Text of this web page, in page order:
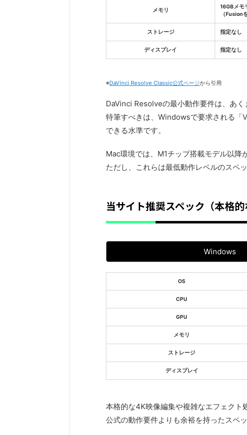
メモリ
16GBメモ
（Fusion
ストレージ 指定なし
ディスプレイ 指定なし
※DaVinci Resolve Classic公式ページから引用
DaVinci Resolveの最小動作要件は、あく
特筆すべきは、Windowsで要求される「
できる水準です。
Mac環境では、M1チップ搭載モデル以降
ただし、これらは最低動作レベルのスペ
当サイト推奨スペック（本格的
Windows
OS
CPU
GPU
メモリ
ストレージ
ディスプレイ
本格的な4K映像編集や複雑なエフェクト
公式の動作要件よりも余裕を持ったスペ